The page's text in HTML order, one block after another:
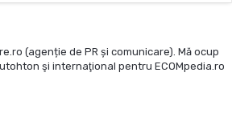
(agenție de PR și comunicare). Mă ocup
şi internaţional pentru ECOMpedia.ro